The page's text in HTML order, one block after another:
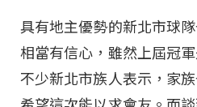
具有地主優勢的新北市球
相當有信心，雖然上屆冠
不少新北市族人表示，家